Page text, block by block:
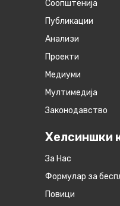
Соопштенија
Публикации
Анализи
Проекти
Медиуми
Мултимедија
Законодавство
Хелсиншки
За Нас
Формулар за
Повици